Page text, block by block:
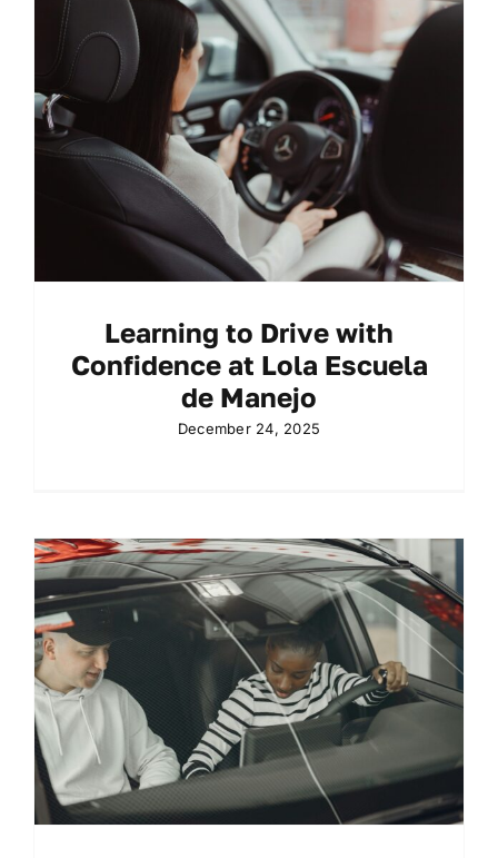
LOG-IN
REGISTRATE
BOTONES DE INFORMACIÓN
UBICACIÓN
Learning to Drive with
Confidence at Lola Escuela
de Manejo
December 24, 2025